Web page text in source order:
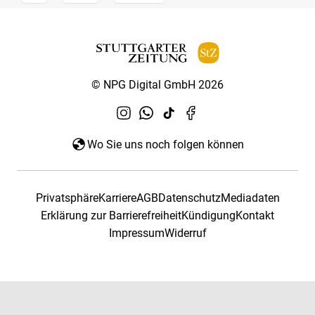
© NPG Digital GmbH 2026
Wo Sie uns noch folgen können
PrivatsphäreKarriereAGBDatenschutzMediadaten
Erklärung zur BarrierefreiheitKündigungKontakt
ImpressumWiderruf